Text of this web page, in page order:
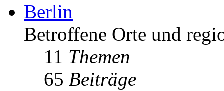
Berlin
Betroffene Orte und
11 Themen
65 Beiträge